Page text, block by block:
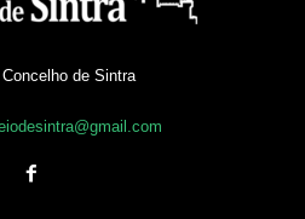
de Sintra